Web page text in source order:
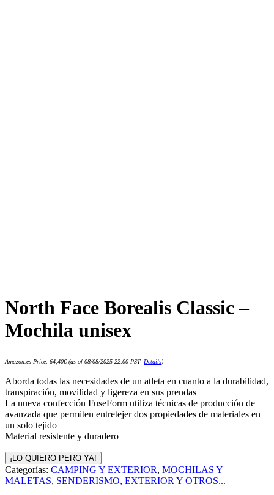
North Face Borealis Classic –
Mochila unisex
Amazon.es Price: 64,40€(as of 08/08/2025 22:00 PST- Details)
Aborda todas las necesidades de un atleta en cuanto a la durabilidad,
transpiración, movilidad y ligereza en sus prendas
La nueva confección FuseForm utiliza técnicas de producción de
avanzada que permiten entretejer dos propiedades de materiales en
un solo tejido
Material resistente y duradero
¡LO QUIERO PERO YA!
Categorías: CAMPING Y EXTERIOR, MOCHILAS Y
MALETAS, SENDERISMO, EXTERIOR Y OTROS...